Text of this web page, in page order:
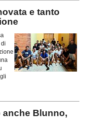
e tanto
anche Blunno,